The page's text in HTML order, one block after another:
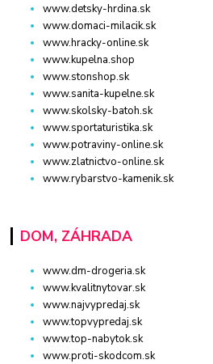
www.detsky-hrdina.sk
www.domaci-milacik.sk
www.hracky-online.sk
www.kupelna.shop
www.stonshop.sk
www.sanita-kupelne.sk
www.skolsky-batoh.sk
www.sportaturistika.sk
www.potraviny-online.sk
www.zlatnictvo-online.sk
www.rybarstvo-kamenik.sk
DOM, ZÁHRADA
www.dm-drogeria.sk
www.kvalitnytovar.sk
www.najvypredaj.sk
www.topvypredaj.sk
www.top-nabytok.sk
www.proti-skodcom.sk